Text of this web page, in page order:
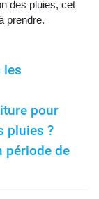
des pluies, cet
prendre.
les
pour
pluies ?
période de